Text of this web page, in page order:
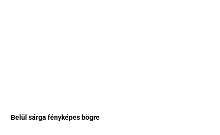
Belül sárga fényképes bögre